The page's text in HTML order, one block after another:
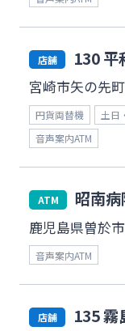
店舗 130 平
宮崎市矢の先
円貨両替機 土日
音声案内ATM
ATM 昭南病
鹿児島県曽於
音声案内ATM
店舗 135 霧